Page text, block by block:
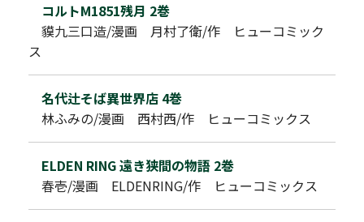
コルトM1851残月 2巻
貘九三口造/漫画 月村了衛/作 ヒューコミック
ス
名代辻そば異世界店 4巻
林ふみの/漫画 西村西/作 ヒューコミックス
ELDEN RING 遠き狭間の物語 2巻
春壱/漫画 ELDENRING/作 ヒューコミックス